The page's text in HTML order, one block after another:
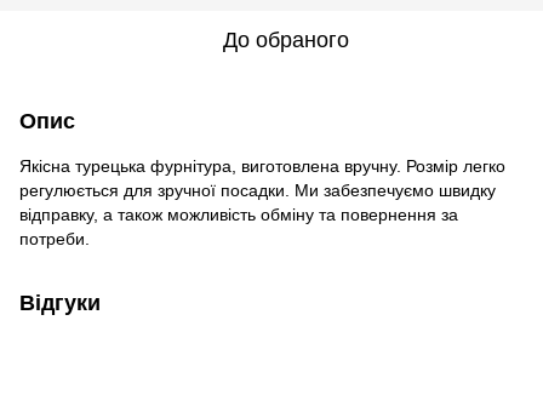
До обраного
Опис
Якісна турецька фурнітура, виготовлена вручну. Розмір легко
регулюється для зручної посадки. Ми забезпечуємо швидку
відправку, а також можливість обміну та повернення за
потреби.
Відгуки